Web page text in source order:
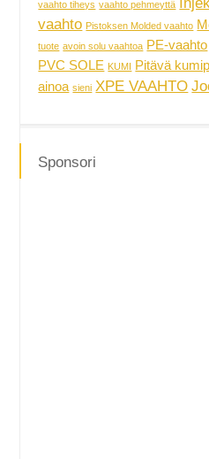
vaahto tiheys vaahto pehmeyttä
vaahto Pistoksen Molded vaahto
tuote avoin solu vaahtoa PE-vaahto
PVC SOLE KUMI Pitävä
ainoa sieni XPE VAAHTO
Sponsori